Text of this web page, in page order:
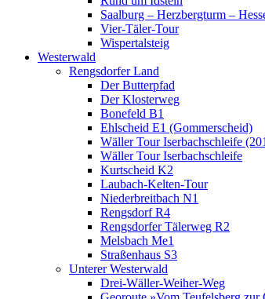
Saalburg – Herzbergturm –
Vier-Täler-Tour
Wispertalsteig
Westerwald
Rengsdorfer Land
Der Butterpfad
Der Klosterweg
Bonefeld B1
Ehlscheid E1 (Gommerscheid)
Wäller Tour Iserbachschleife
Wäller Tour Iserbachschleife
Kurtscheid K2
Laubach-Kelten-Tour
Niederbreitbach N1
Rengsdorf R4
Rengsdorfer Tälerweg R2
Melsbach Me1
Straßenhaus S3
Unterer Westerwald
Drei-Wäller-Weiher-Weg